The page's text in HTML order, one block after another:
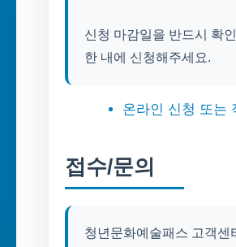
신청 마감일을 반드시 확인
한 내에 신청해주세요.
온라인 신청 또는
접수/문의
청년문화예술패스 고객센